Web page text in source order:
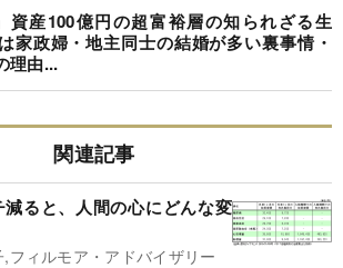
資産100億円の超富裕層の知られざる生
家政婦・地主同士の結婚が多い裏事情・
理由...
関連記事
ると、人間の心にどんな変
フィルモア・アドバイザリー